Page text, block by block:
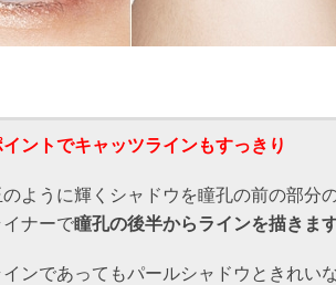
イントでキャッツラインもすっきり
のように輝くシャドウを瞳孔の前の部分
ナーで瞳孔の後半からラインを描きます
ンであってもパールシャドウときれい